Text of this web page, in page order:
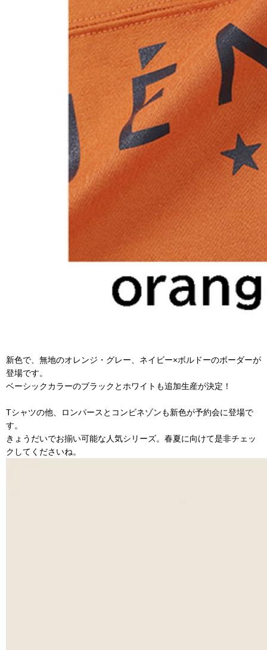
新色で、無地のオレンジ・グレー、ネイビー×ボルドーのボーダーが
登場です。
ベーシックカラーのブラックとホワイトも追加生産が決定！
Tシャツの他、ロンパースとコンビネゾンも新色が予約会に登場で
す。
きょうだいでお揃い可能な人気シリーズ。春夏に向けて是非チェッ
クしてくださいね。